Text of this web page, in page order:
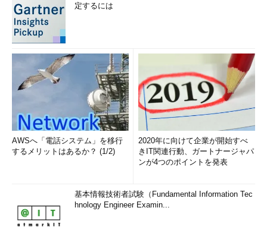
定するには
AWSへ「電話システム」を移行
するメリットはあるか？ (1/2)
2020年に向けて企業が開始すべ
きIT関連行動、ガートナージャパ
ンが4つのポイントを発表
基本情報技術者試験（Fundamental Information Tec
hnology Engineer Examin...